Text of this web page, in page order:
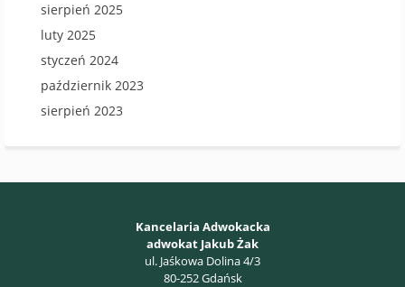
sierpień 2025
luty 2025
styczeń 2024
październik 2023
sierpień 2023
Kancelaria Adwokacka
adwokat Jakub Żak
ul. Jaśkowa Dolina 4/3
80-252 Gdańsk